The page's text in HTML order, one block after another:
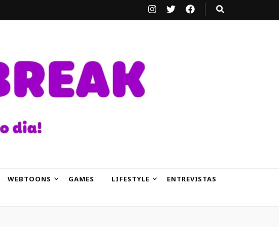
WEBTOONS GAMES LIFESTYLE
ENTREVISTAS